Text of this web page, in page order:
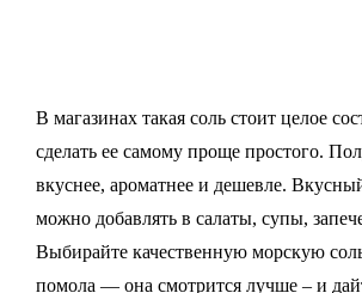
В магазинах такая соль стоит целое
сделать ее самому проще простого.
вкуснее, ароматнее и дешевле.
можно добавлять в салаты, супы,
Выбирайте качественную морскую
помола — она смотрится лучше – и